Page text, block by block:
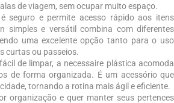
de viagem, sem ocupar muito espaço.
seguro e permite acesso rápido aos itens
simples e versátil combina com diferentes
uma excelente opção tanto para o uso
curtas ou passeios.
de limpar, a necessaire plástica acomoda
de forma organizada. É um acessório que
tornando a rotina mais ágil e eficiente.
organização e quer manter seus pertences